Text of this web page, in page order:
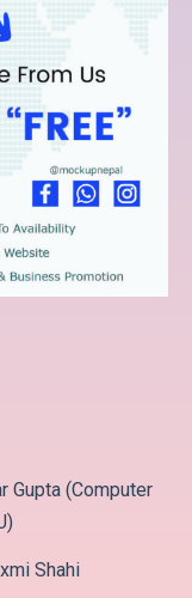
Gupta (Computer
Shahi